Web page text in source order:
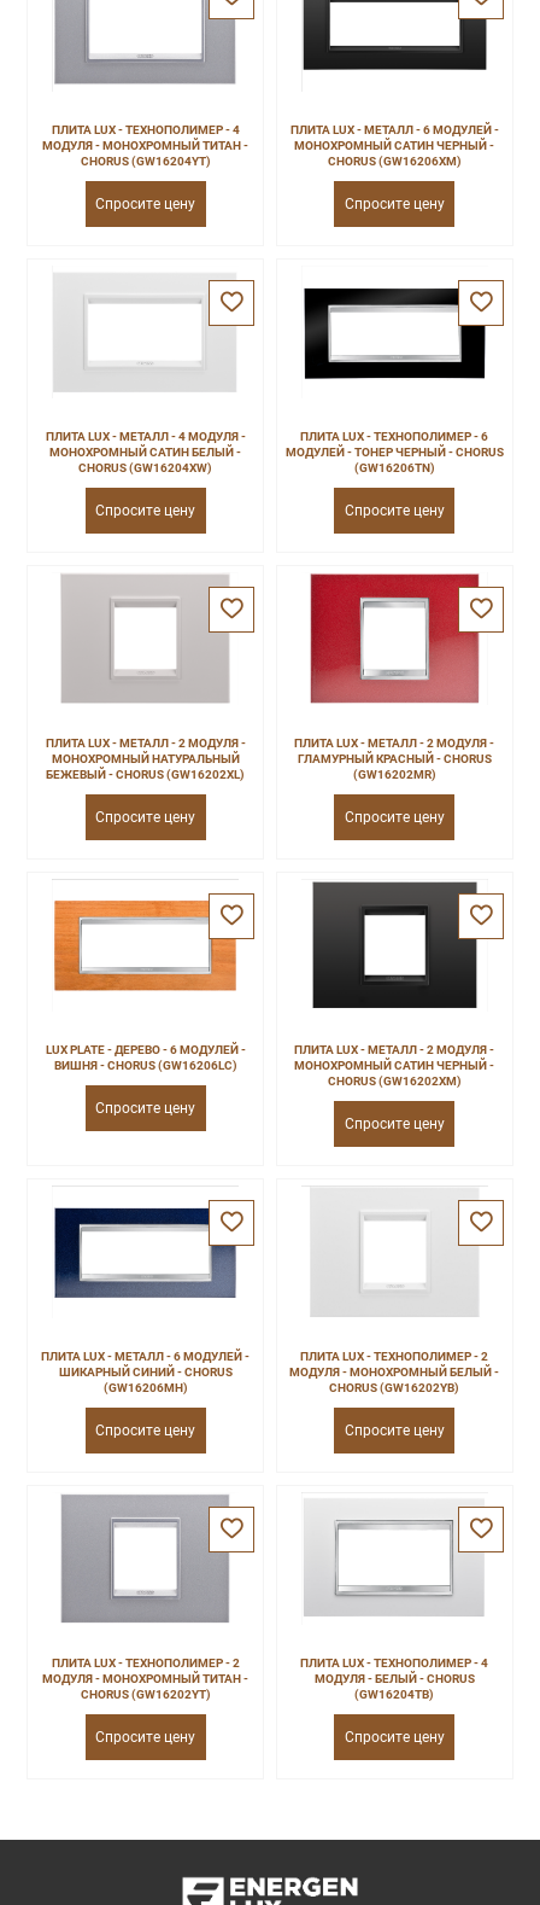
ПЛИТА LUX - ТЕХНОПОЛИМЕР - 4
МОДУЛЯ - МОНОХРОМНЫЙ ТИТАН -
CHORUS (GW16204YT)
Спросите цену
ПЛИТА LUX - МЕТАЛЛ - 6 МОДУЛЕЙ -
МОНОХРОМНЫЙ САТИН ЧЕРНЫЙ -
CHORUS (GW16206XM)
Спросите цену
ПЛИТА LUX - МЕТАЛЛ - 4 МОДУЛЯ -
МОНОХРОМНЫЙ САТИН БЕЛЫЙ -
CHORUS (GW16204XW)
Спросите цену
ПЛИТА LUX - ТЕХНОПОЛИМЕР - 6
МОДУЛЕЙ - ТОНЕР ЧЕРНЫЙ - CHORUS
(GW16206TN)
Спросите цену
ПЛИТА LUX - МЕТАЛЛ - 2 МОДУЛЯ -
МОНОХРОМНЫЙ НАТУРАЛЬНЫЙ
БЕЖЕВЫЙ - CHORUS (GW16202XL)
Спросите цену
ПЛИТА LUX - МЕТАЛЛ - 2 МОДУЛЯ -
ГЛАМУРНЫЙ КРАСНЫЙ - CHORUS
(GW16202MR)
Спросите цену
LUX PLATE - ДЕРЕВО - 6 МОДУЛЕЙ -
ВИШНЯ - CHORUS (GW16206LC)
Спросите цену
ПЛИТА LUX - МЕТАЛЛ - 2 МОДУЛЯ -
МОНОХРОМНЫЙ САТИН ЧЕРНЫЙ -
CHORUS (GW16202XM)
Спросите цену
ПЛИТА LUX - МЕТАЛЛ - 6 МОДУЛЕЙ -
ШИКАРНЫЙ СИНИЙ - CHORUS
(GW16206MH)
Спросите цену
ПЛИТА LUX - ТЕХНОПОЛИМЕР - 2
МОДУЛЯ - МОНОХРОМНЫЙ БЕЛЫЙ -
CHORUS (GW16202YB)
Спросите цену
ПЛИТА LUX - ТЕХНОПОЛИМЕР - 2
МОДУЛЯ - МОНОХРОМНЫЙ ТИТАН -
CHORUS (GW16202YT)
Спросите цену
ПЛИТА LUX - ТЕХНОПОЛИМЕР - 4
МОДУЛЯ - БЕЛЫЙ - CHORUS
(GW16204TB)
Спросите цену